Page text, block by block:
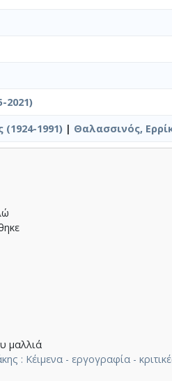
2021)
1991) | Θαλασσινός,
μαλλιά
: Κέιμενα - εργογραφία -